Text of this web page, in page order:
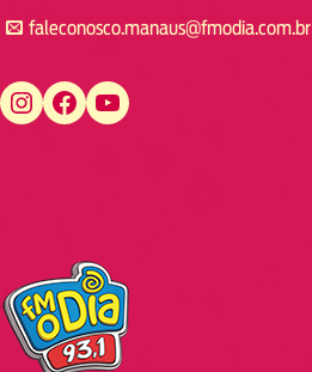
faleconosco.manaus@fmodia.com.br
https://www.instagram.com/fmodiamanaus/ https://www.facebook.com/fmodiamanaus https://www.youtube.com/user/radiofmodia